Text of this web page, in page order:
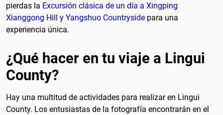
pierdas la Excursión clásica de un día a Xingping
Xianggong Hill y Yangshuo Countryside para una
experiencia única.
¿Qué hacer en tu viaje a Lingui
County?
Hay una multitud de actividades para realizar en Lingui
County. Los entusiastas de la fotografía encontrarán en el